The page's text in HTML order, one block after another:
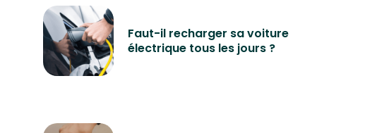
Faut-il recharger sa voiture
électrique tous les jours ?